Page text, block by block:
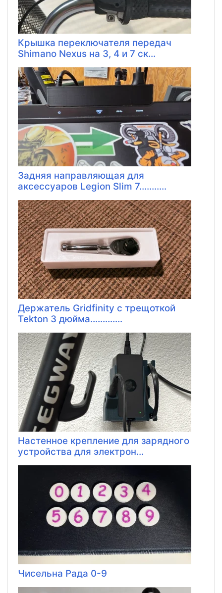
Крышка переключателя передач
Shimano Nexus на 3, 4 и 7 ск...
Задняя направляющая для
аксессуаров Legion Slim 7...........
Держатель Gridfinity с трещоткой
Tekton 3 дюйма.............
Настенное крепление для зарядного
устройства для электрон...
Чисельна Рада 0-9